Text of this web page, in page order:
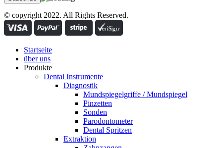
© copyright 2022. All Rights Reserved.
Startseite
über uns
Produkte
Dental Instrumente
Diagnostik
Mundspiegelgriffe / Mundspiegel
Pinzetten
Sonden
Parodontometer
Dental Spritzen
Extraktion